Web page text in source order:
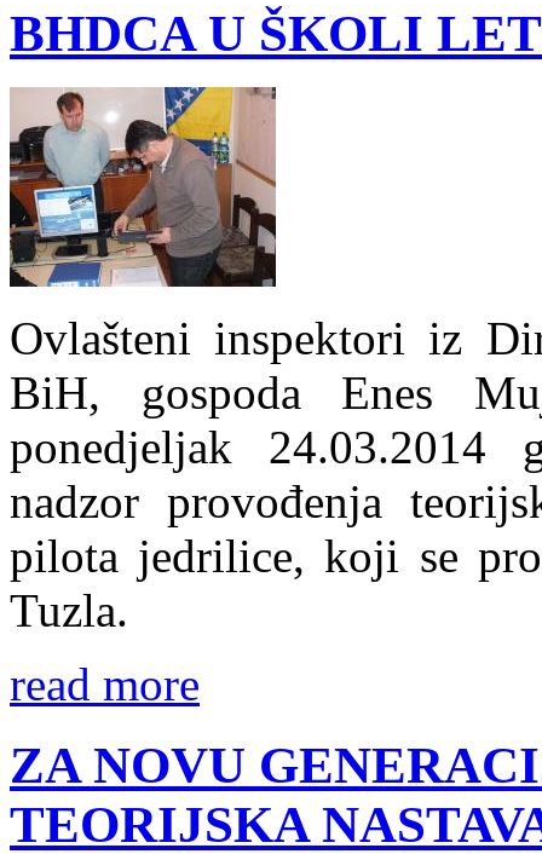
BHDCA U ŠKOLI
Ovlašteni inspektori iz
BiH, gospoda Enes
ponedjeljak
nadzor provođenja
pilota jedrilice, koji se
Tuzla.
read more
ZA NOVU
TEORIJSKA